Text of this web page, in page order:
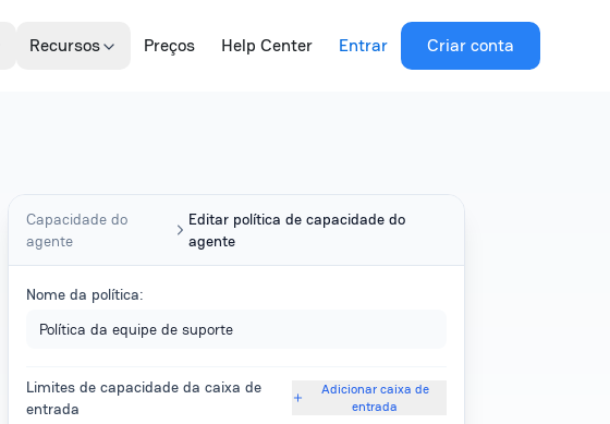
Recursos Preços Help Center Entrar Criar conta
Capacidade do
agente
Editar política de capacidade do
agente
Nome da política:
Política da equipe de suporte
Limites de capacidade da caixa de
entrada
Adicionar caixa de
entrada